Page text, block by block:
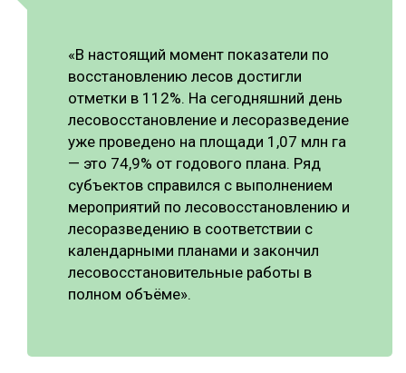
МЕБЕЛЬНОЕ ПРОИЗВОДСТВО
«В настоящий момент показатели по
восстановлению лесов достигли
отметки в 112%. На сегодняшний день
лесовосстановление и лесоразведение
уже проведено на площади 1,07 млн га
— это 74,9% от годового плана. Ряд
субъектов справился с выполнением
мероприятий по лесовосстановлению и
лесоразведению в соответствии с
календарными планами и закончил
лесовосстановительные работы в
полном объёме».